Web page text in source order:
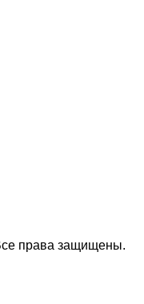
права защищены.